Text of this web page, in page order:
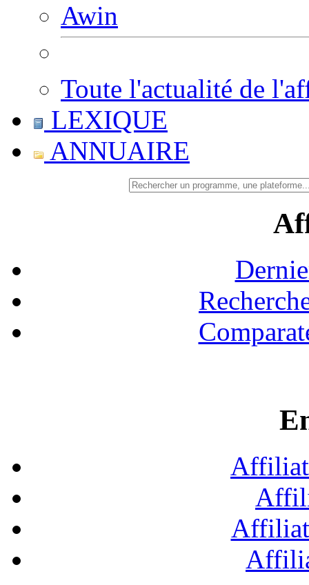
Awin
Toute l'actualité de
LEXIQUE
ANNUAIRE